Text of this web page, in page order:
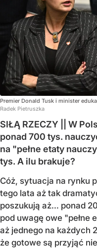
Premier Donald Tusk i minister
Radek Pietruszka
SIŁĄ RZECZY || W
ponad 700 tys.
na "pełne etaty
tys. A ilu brakuje?
Cóż, sytuacja na rynku
tego lata aż tak
poszukują aż… ponad
pod uwagę owe "pełne
aż jednego na każdych
że gotowe są przyjąć